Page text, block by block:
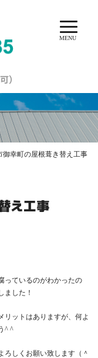
MENU
御幸町の屋根葺き替え工事
え工事
っているのがわかったの
ました！
リットはありますが、何よ
^ ^
ろしくお願い致します（＾